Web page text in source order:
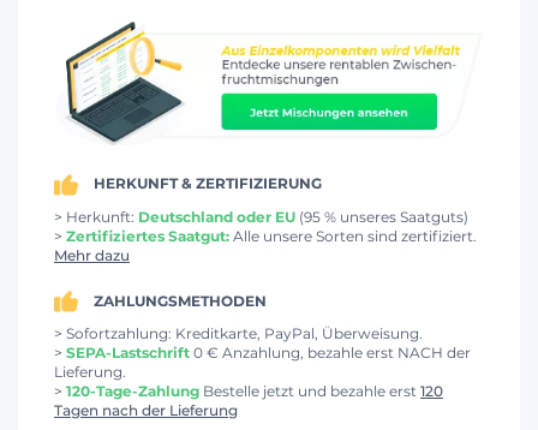
HERKUNFT & ZERTIFIZIERUNG
> Herkunft: Deutschland oder EU (95 % unseres Saatguts)
> Zertifiziertes Saatgut: Alle unsere Sorten sind zertifiziert.
Mehr dazu
ZAHLUNGSMETHODEN
> Sofortzahlung: Kreditkarte, PayPal, Überweisung.
> SEPA-Lastschrift 0 € Anzahlung, bezahle erst NACH der
Lieferung.
> 120-Tage-Zahlung Bestelle jetzt und bezahle erst 120
Tagen nach der Lieferung